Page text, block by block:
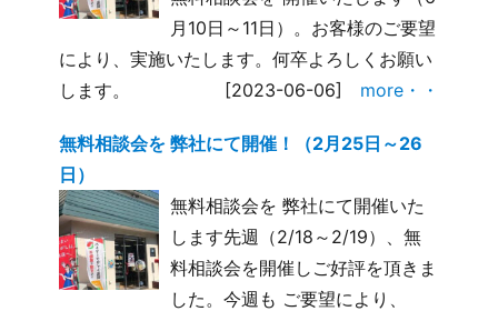
月10日～11日）。お客様のご要望
により、実施いたします。何卒よろしくお願い
します。
[2023-06-06] more・・
無料相談会を 弊社にて開催！（2月25日～26
日）
無料相談会を 弊社にて開催いた
します先週（2/18～2/19）、無
料相談会を開催しご好評を頂きま
した。今週も ご要望により、